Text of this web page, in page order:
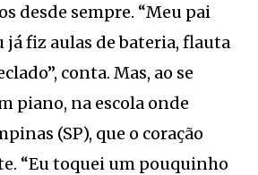
desde sempre. “Meu pai
já fiz aulas de bateria, flauta
conta. Mas, ao se
piano, na escola onde
(SP), que o coração
“Eu toquei um pouquinho